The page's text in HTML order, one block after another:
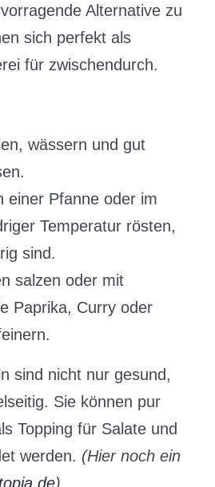
Alternative zu
sich perfekt als
für zwischendurch.
wässern und gut
einer Pfanne oder im
Temperatur rösten,
sind.
salzen oder mit
Paprika, Curry oder
sind nicht nur gesund,
Sie können pur
Topping für Salate und
werden. (Hier noch ein
)